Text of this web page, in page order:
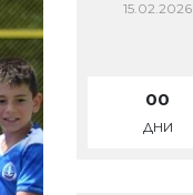
15.02.2026
00
ДНИ